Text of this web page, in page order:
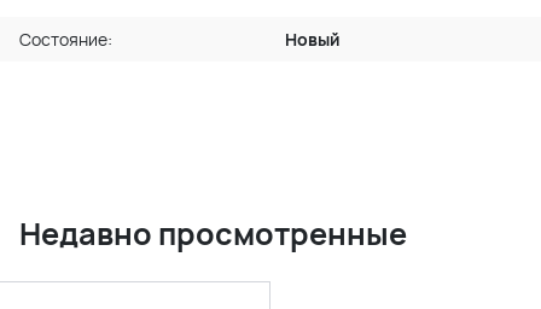
Состояние: Новый
Недавно просмотренные